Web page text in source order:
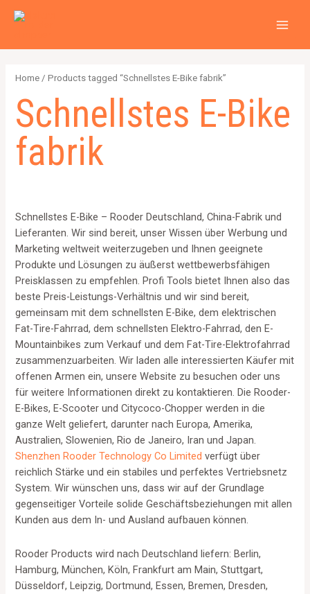
Inhalt
6
r
o
s
r
u
c
r
u
c
r
c
r
u
c
t
7
o
d
Home / Products tagged “Schnellstes E-Bike fabrik”
Schnellstes E-Bike
fabrik
Schnellstes E-Bike – Rooder Deutschland, China-Fabrik und
Lieferanten. Wir sind bereit, unser Wissen über Werbung und
Marketing weltweit weiterzugeben und Ihnen geeignete
Produkte und Lösungen zu äußerst wettbewerbsfähigen
Preisklassen zu empfehlen. Profi Tools bietet Ihnen also das
beste Preis-Leistungs-Verhältnis und wir sind bereit,
gemeinsam mit dem schnellsten E-Bike, dem elektrischen
Fat-Tire-Fahrrad, dem schnellsten Elektro-Fahrrad, den E-
Mountainbikes zum Verkauf und dem Fat-Tire-Elektrofahrrad
zusammenzuarbeiten. Wir laden alle interessierten Käufer mit
offenen Armen ein, unsere Website zu besuchen oder uns
für weitere Informationen direkt zu kontaktieren. Die Rooder-
E-Bikes, E-Scooter und Citycoco-Chopper werden in die
ganze Welt geliefert, darunter nach Europa, Amerika,
Australien, Slowenien, Rio de Janeiro, Iran und Japan.
Shenzhen Rooder Technology Co Limited verfügt über
reichlich Stärke und ein stabiles und perfektes Vertriebsnetz
System. Wir wünschen uns, dass wir auf der Grundlage
gegenseitiger Vorteile solide Geschäftsbeziehungen mit allen
Kunden aus dem In- und Ausland aufbauen können.
Rooder Products wird nach Deutschland liefern: Berlin,
Hamburg, München, Köln, Frankfurt am Main, Stuttgart,
Düsseldorf, Leipzig, Dortmund, Essen, Bremen, Dresden,